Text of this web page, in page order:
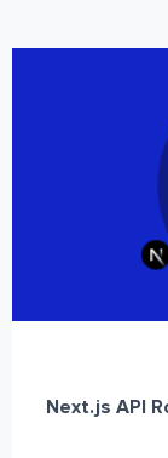
Next.js API